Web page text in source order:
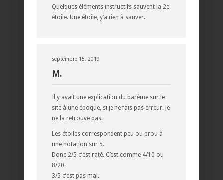
Quelques éléments instructifs sauvent la 2e
étoile. Une étoile, y’a rien à sauver.
septembre 15, 2019
M.
Il y avait une explication du barème sur le
site à une époque, si je ne fais pas erreur. Je
ne la retrouve pas.
Les étoiles correspondent peu ou prou à
une notation sur 5.
Donc 2/5 c’est raté. C’est comme 4/10 ou
8/20.
3/5 c’est pas mal.